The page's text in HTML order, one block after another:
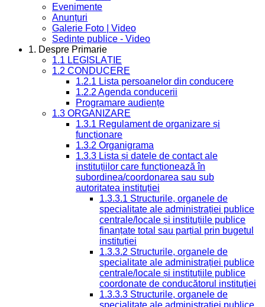
Evenimente
Anunțuri
Galerie Foto | Video
Sedinte publice - Video
1. Despre Primarie
1.1 LEGISLAȚIE
1.2 CONDUCERE
1.2.1 Lista persoanelor din conducere
1.2.2 Agenda conducerii
Programare audiențe
1.3 ORGANIZARE
1.3.1 Regulament de organizare și
funcționare
1.3.2 Organigrama
1.3.3 Lista și datele de contact ale
instituțiilor care funcționează în
subordinea/coordonarea sau sub
autoritatea instituției
1.3.3.1 Structurile, organele de
specialitate ale administrației publice
centrale/locale și instituțiile publice
finanțate total sau parțial prin bugetul
instituției
1.3.3.2 Structurile, organele de
specialitate ale administrației publice
centrale/locale și instituțiile publice
coordonate de conducătorul instituției
1.3.3.3 Structurile, organele de
specialitate ale administrației publice